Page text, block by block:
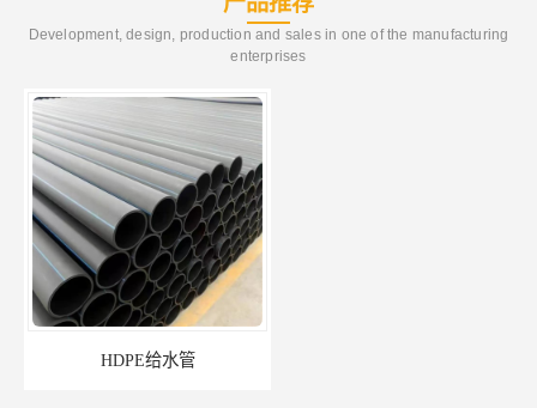
Development, design, production and sales in one of the manufacturing
enterprises
HDPE给水管